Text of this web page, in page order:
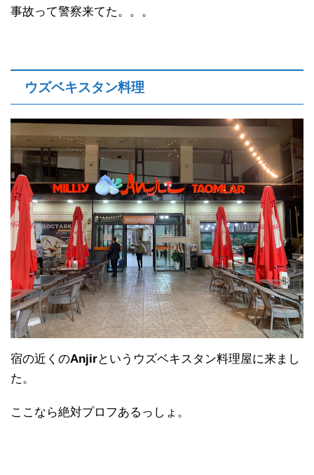
事故って警察来てた。。。
ウズベキスタン料理
宿の近くのAnjirというウズベキスタン料理屋に来まし
た。
ここなら絶対プロフあるっしょ。